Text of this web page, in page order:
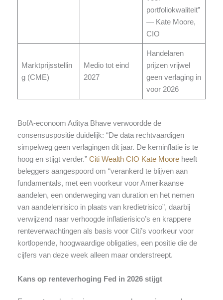
portfoliokwaliteit”
— Kate Moore,
CIO
Marktprijsstellin
g (CME)
Medio tot eind
2027
Handelaren
prijzen vrijwel
geen verlaging in
voor 2026
BofA-econoom Aditya Bhave verwoordde de
consensuspositie duidelijk: “De data rechtvaardigen
simpelweg geen verlagingen dit jaar. De kerninflatie is te
hoog en stijgt verder.” Citi Wealth CIO Kate Mooreheeft
beleggers aangespoord om “verankerd te blijven aan
fundamentals, met een voorkeur voor Amerikaanse
aandelen, een onderweging van duration en het nemen
van aandelenrisico in plaats van kredietrisico”, daarbij
verwijzend naar verhoogde inflatierisico’s en krappere
renteverwachtingen als basis voor Citi’s voorkeur voor
kortlopende, hoogwaardige obligaties, een positie die de
cijfers van deze week alleen maar onderstreept.
Kans op renteverhoging Fed in 2026 stijgt